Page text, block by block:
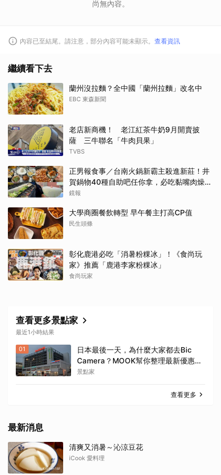
尚無內容。
內容已至結尾。請注意，部分內容可能未顯示。 查看資訊
繼續看下去
蘭州沒拉麵？全中國「蘭州拉麵」改名中
EBC 東森新聞
老店新商機！ 老江紅茶牛奶9月開賣披
薩 三牛聯名「牛肉貝果」
TVBS
正男報食事／台南火鍋新霸主殺進新莊！井
賀鍋物40種自助吧任你拿，必吃黏嘴肉燥
飯、現做棉花糖
鏡報
大學商圈餐飲轉型 早午餐主打高CP值
民生頭條
彰化鹿港必吃「消暑粉粿冰」！《食尚玩
家》推薦「鹿港李家粉粿冰」
食尚玩家
查看更多景點家
最近1小時結果
01
日本最後一天，為什麼大家都去Bic
Camera？MOOK幫你整理最新優惠
券，行前趕快存手機，結帳直接用，最
景點家
查看更多
最新消息
清爽又消暑～沁涼豆花
iCook 愛料理